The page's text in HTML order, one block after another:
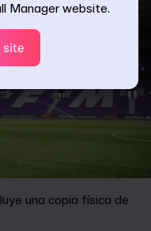
una copia física de
Manager website.
site